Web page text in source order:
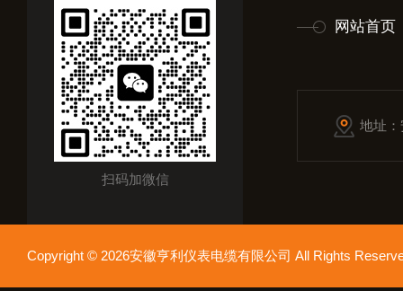
扫码加微信
网站首页
地址
Copyright © 2026安徽亨利仪表电缆有限公司 All Rights